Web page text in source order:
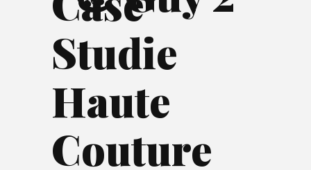
Studie
Haute
Couture